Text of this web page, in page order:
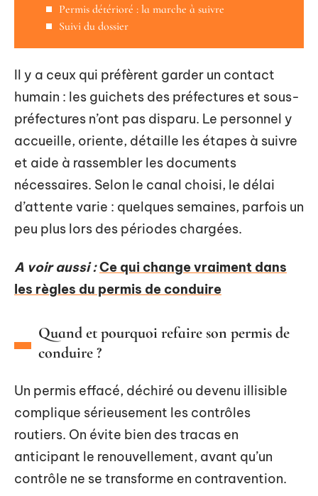
Permis détérioré : la marche à suivre
Suivi du dossier
Il y a ceux qui préfèrent garder un contact
humain : les guichets des préfectures et sous-
préfectures n’ont pas disparu. Le personnel y
accueille, oriente, détaille les étapes à suivre
et aide à rassembler les documents
nécessaires. Selon le canal choisi, le délai
d’attente varie : quelques semaines, parfois un
peu plus lors des périodes chargées.
A voir aussi :Ce qui change vraiment dans
les règles du permis de conduire
Quand et pourquoi refaire son permis de
conduire ?
Un permis effacé, déchiré ou devenu illisible
complique sérieusement les contrôles
routiers. On évite bien des tracas en
anticipant le renouvellement, avant qu’un
contrôle ne se transforme en contravention.